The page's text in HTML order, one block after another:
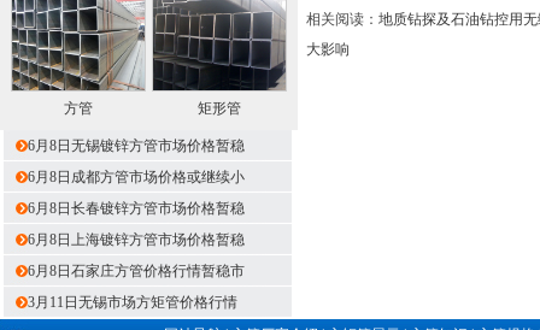
方管 矩形管
6月8日无锡镀锌方管市场价格暂稳
6月8日成都方管市场价格或继续小
6月8日长春镀锌方管市场价格暂稳
6月8日上海镀锌方管市场价格暂稳
6月8日石家庄方管价格行情暂稳市
3月11日无锡市场方矩管价格行情
相关阅读： 地质钻探及石油钻控用
大影响